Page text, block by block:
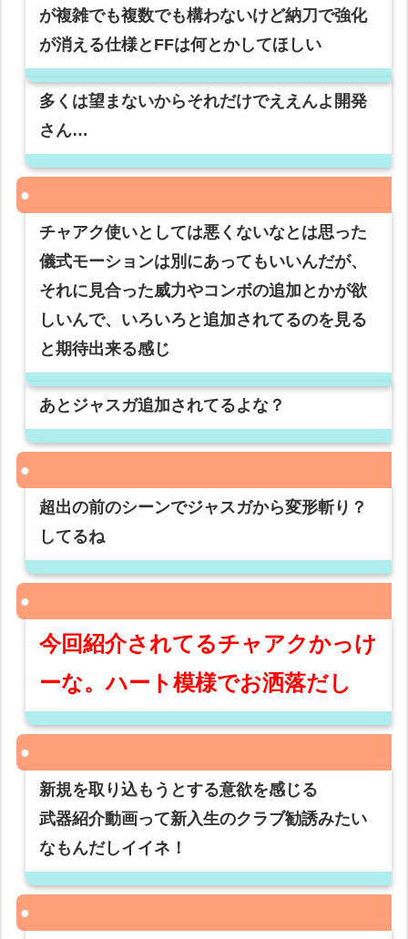
が複雑でも複数でも構わないけど納刀で強化
が消える仕様とFFは何とかしてほしい
多くは望まないからそれだけでええんよ開発
さん…
チャアク使いとしては悪くないなとは思った
儀式モーションは別にあってもいいんだが、
それに見合った威力やコンボの追加とかが欲
しいんで、いろいろと追加されてるのを見る
と期待出来る感じ
あとジャスガ追加されてるよな？
超出の前のシーンでジャスガから変形斬り？
してるね
今回紹介されてるチャアクかっけ
ーな。ハート模様でお洒落だし
新規を取り込もうとする意欲を感じる
武器紹介動画って新入生のクラブ勧誘みたい
なもんだしイイネ！